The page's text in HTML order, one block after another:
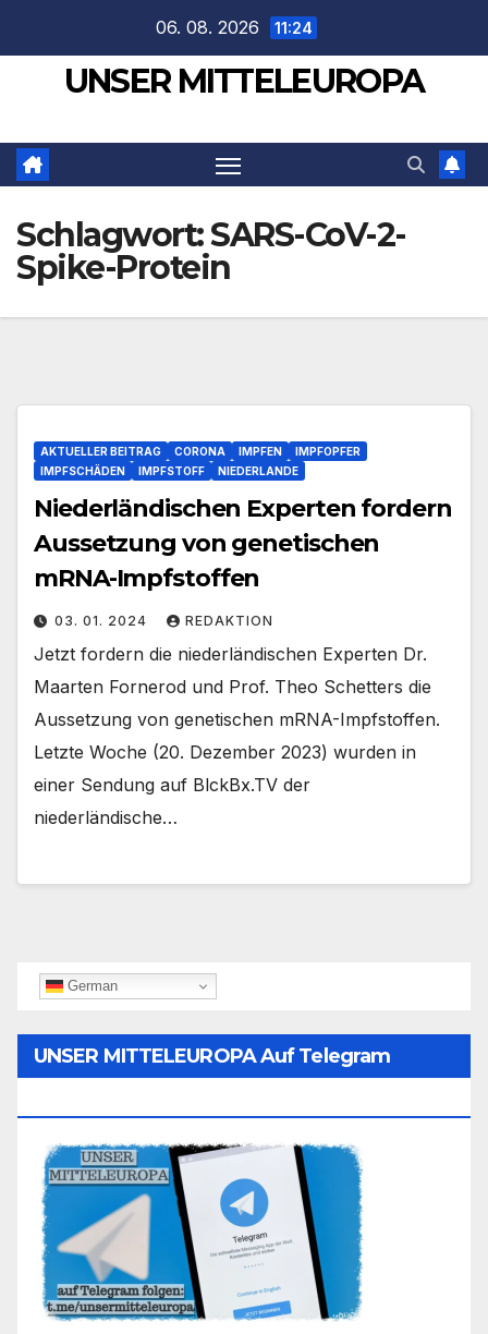
springen
06. 08. 2026 11:24
UNSER MITTELEUROPA
Schlagwort:SARS-CoV-2-
Spike-Protein
AKTUELLER BEITRAG CORONA IMPFEN
IMPFOPFER
IMPFSCHÄDEN
IMPFSTOFF NIEDERLANDE
Niederländischen Experten fordern
Aussetzung von genetischen
mRNA-Impfstoffen
03. 01. 2024 REDAKTION
Jetzt fordern die niederländischen Experten Dr.
Maarten Fornerod und Prof. Theo Schetters die
Aussetzung von genetischen mRNA-Impfstoffen.
Letzte Woche (20. Dezember 2023) wurden in
einer Sendung auf BlckBx.TV der
niederländische…
German
UNSER MITTELEUROPA Auf Telegram